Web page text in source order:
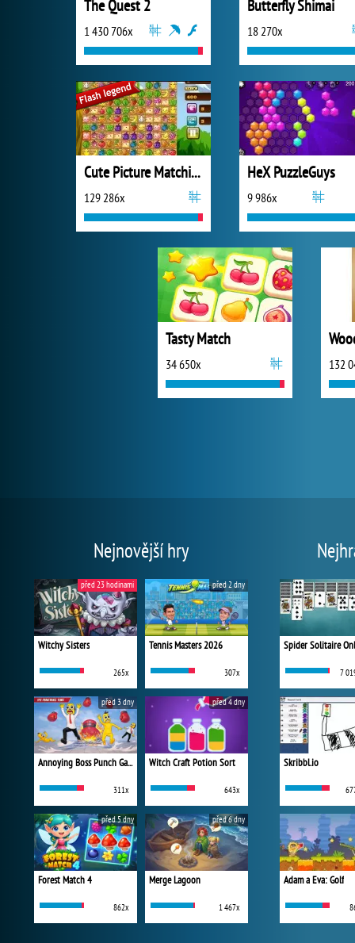
The Quest 2
1 430 706x
Butterfly Shimai
18 270x
Cute Picture Matching
129 286x
HeX PuzzleGuys
9 986x
Tasty Match
34 650x 132
Nejnovější hry
Witchy Sisters
265x
před 23 hodinami
Tennis Masters 2026
307x
před 2 dny
Annoying Boss Punch Game
311x
před 3 dny
Witch Craft Potion Sort
643x
před 4 dny
Forest Match 4
862x
před 5 dny
Merge Lagoon
1 467x
před 6 dny
Spider Solitaire
7
Skribbl.io
Adam a Eva: Golf